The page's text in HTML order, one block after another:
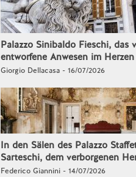
Palazzo Sinibaldo Fieschi, das
entworfene Anwesen im
Giorgio Dellacasa - 16/07/2026
In den Sälen des Palazzo
Sarteschi, dem verborgenen
Federico Giannini - 14/07/2026